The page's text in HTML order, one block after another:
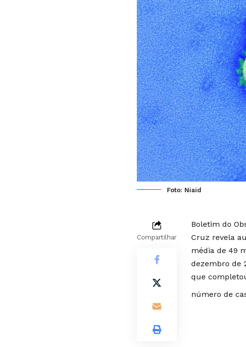
Foto: Niaid
Compartilhar
Boletim do
Cruz revela
média de 49
dezembro de
que
número de